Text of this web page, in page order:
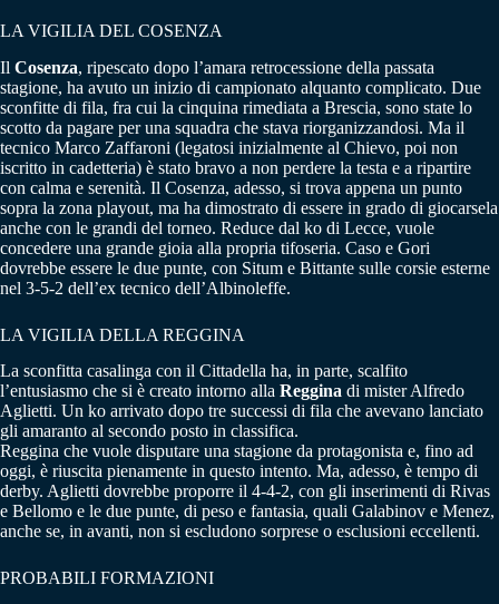
LA VIGILIA DEL COSENZA
Il Cosenza, ripescato dopo l’amara retrocessione della passata
stagione, ha avuto un inizio di campionato alquanto complicato. Due
sconfitte di fila, fra cui la cinquina rimediata a Brescia, sono state lo
scotto da pagare per una squadra che stava riorganizzandosi. Ma il
tecnico Marco Zaffaroni (legatosi inizialmente al Chievo, poi non
iscritto in cadetteria) è stato bravo a non perdere la testa e a ripartire
con calma e serenità. Il Cosenza, adesso, si trova appena un punto
sopra la zona playout, ma ha dimostrato di essere in grado di giocarsela
anche con le grandi del torneo. Reduce dal ko di Lecce, vuole
concedere una grande gioia alla propria tifoseria. Caso e Gori
dovrebbe essere le due punte, con Situm e Bittante sulle corsie esterne
nel 3-5-2 dell’ex tecnico dell’Albinoleffe.
LA VIGILIA DELLA REGGINA
La sconfitta casalinga con il Cittadella ha, in parte, scalfito
l’entusiasmo che si è creato intorno alla Reggina di mister Alfredo
Aglietti. Un ko arrivato dopo tre successi di fila che avevano lanciato
gli amaranto al secondo posto in classifica.
Reggina che vuole disputare una stagione da protagonista e, fino ad
oggi, è riuscita pienamente in questo intento. Ma, adesso, è tempo di
derby. Aglietti dovrebbe proporre il 4-4-2, con gli inserimenti di Rivas
e Bellomo e le due punte, di peso e fantasia, quali Galabinov e Menez,
anche se, in avanti, non si escludono sorprese o esclusioni eccellenti.
PROBABILI FORMAZIONI